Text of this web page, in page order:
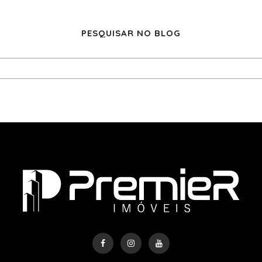
PESQUISAR NO BLOG